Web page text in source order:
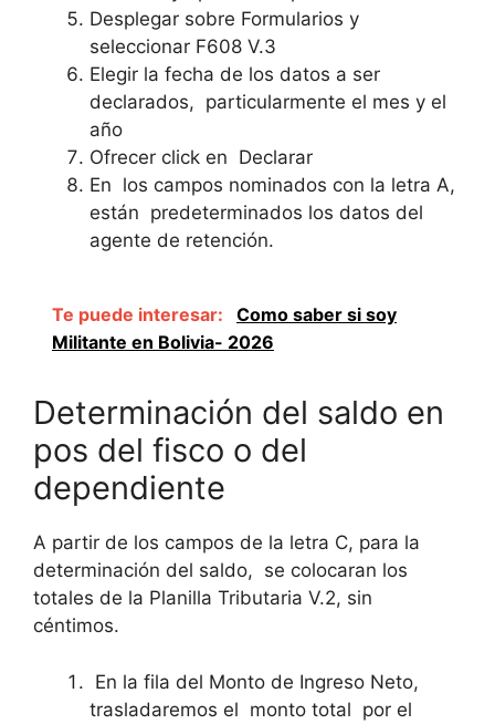
Desplegar sobre Formularios y
seleccionar F608 V.3
Elegir la fecha de los datos a ser
declarados, particularmente el mes y el
año
Ofrecer click en Declarar
En los campos nominados con la letra A,
están predeterminados los datos del
agente de retención.
Te puede interesar:
Como saber si soy
Militante en Bolivia- 2026
Determinación del saldo en
pos del fisco o del
dependiente
A partir de los campos de la letra C, para la
determinación del saldo, se colocaran los
totales de la Planilla Tributaria V.2, sin
céntimos.
En la fila del Monto de Ingreso Neto,
trasladaremos el monto total por el